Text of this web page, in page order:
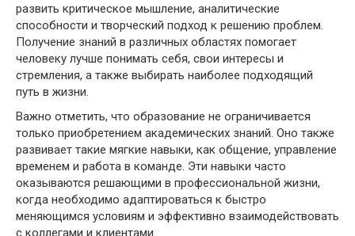
развить критическое мышление, аналитические
способности и творческий подход к решению проблем.
Получение знаний в различных областях помогает
человеку лучше понимать себя, свои интересы и
стремления, а также выбирать наиболее подходящий
путь в жизни.
Важно отметить, что образование не ограничивается
только приобретением академических знаний. Оно также
развивает такие мягкие навыки, как общение, управление
временем и работа в команде. Эти навыки часто
оказываются решающими в профессиональной жизни,
когда необходимо адаптироваться к быстро
меняющимся условиям и эффективно взаимодействовать
с коллегами и клиентами.